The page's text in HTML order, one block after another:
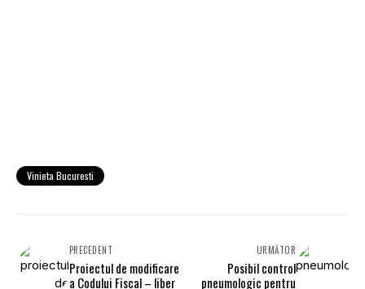
Vinieta Bucuresti
PRECEDENT
Proiectul de modificare
a Codului Fiscal – liber
URMĂTOR
Posibil control
pneumologic pentru